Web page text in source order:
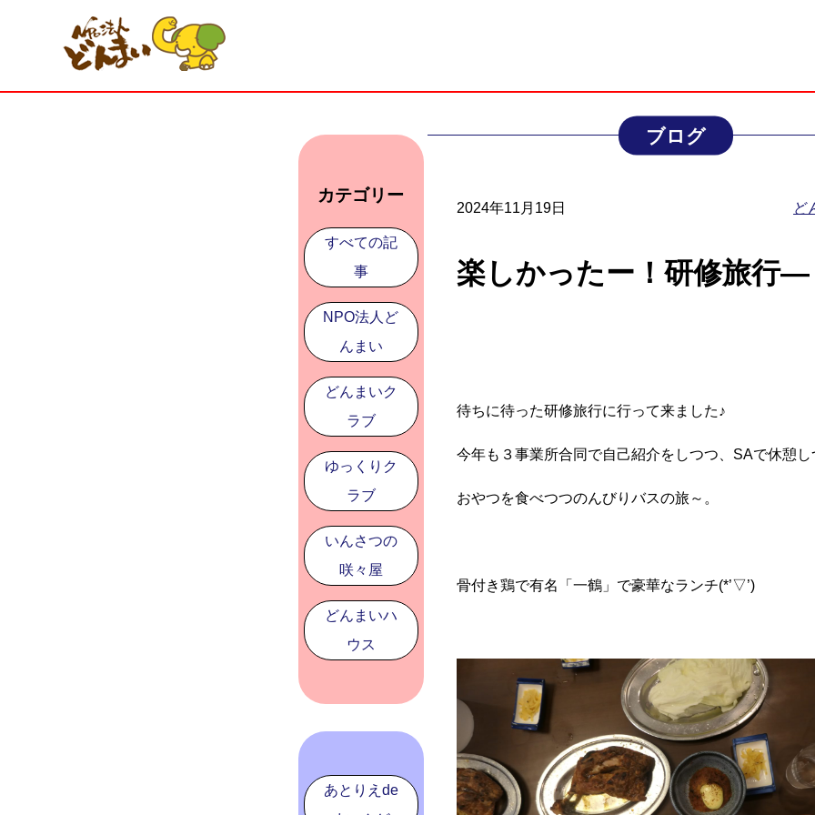
カテゴリー
すべての記
事
NPO法人ど
んまい
どんまいク
ラブ
ゆっくりク
ラブ
いんさつの
咲々屋
どんまいハ
ウス
あとりえde
ブログ
2024年11月19日 ど
楽しかったー！研修旅行―
待ちに待った研修旅行に行って来ました♪
今年も３事業所合同で自己紹介をしつつ、SAで休憩し
おやつを食べつつのんびりバスの旅～。
骨付き鶏で有名「一鶴」で豪華なランチ(*’▽’)